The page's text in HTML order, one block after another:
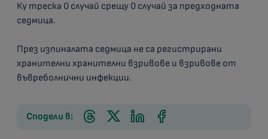
Ку треска 0 случай срещу 0 случай за предходната
седмица.
През изпиналата седмица не са регистрирани
хранителни хранителни взривове и взривове от
въвреболнични инфекции.
Сподели в: